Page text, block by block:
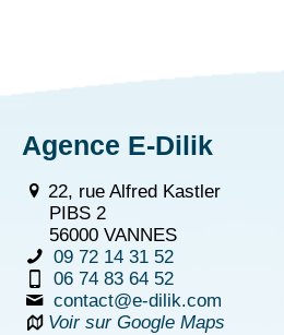
Agence E-Dilik
22, rue Alfred Kastler
PIBS 2
56000 VANNES
09 72 14 31 52
06 74 83 64 52
contact@e-dilik.com
Voir sur Google Maps